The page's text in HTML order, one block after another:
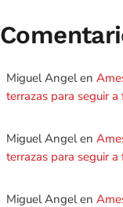
Miguel Angelen
terrazas para seguir
Miguel Angelen
terrazas para seguir
Miguel Angelen